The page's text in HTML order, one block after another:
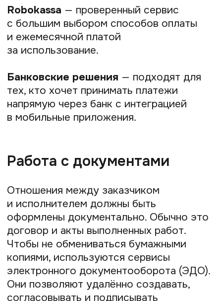
Главный вопрос предпринимателей — где
найти клиентов и заказы. Для этого есть
онлайн-платформы — от бирж фриланса
до агрегаторов услуг. Они связывают
безопасно заключать сделки и часто
и коммуникации.
Kwork — магазин фриланс-услуг
с фиксированной ценой. Удобен для
быстрого старта и понятного
ценообразования, прост
специалистов: от репетиторов
до строителей. Помогает находить
есть система проверенных отзывов.
FL.ru— одна из старейших бирж
фриланса в РФ, ориентирована на digital-
услуги. Отличается крупными проектами
и профессиональной аудиторией.
YouDo— сервис для поиска локальных
исполнителей на бытовые и деловые
задачи. Удобен для тех, кто работает
«в поле» или совмещает офлайн
и онлайн.